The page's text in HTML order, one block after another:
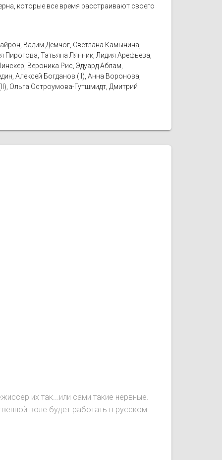
которые все время расстраивают своего
Вадим Демчог, Светлана Камынина,
Татьяна Лянник, Лидия Арефьева,
Вероника Рис, Эдуард Аблам,
Алексей Богданов (II), Анна Воронова,
Ольга Остроумова-Гутшмидт, Дмитрий
их так...или сами такие нервные.
воле будет работать в русском